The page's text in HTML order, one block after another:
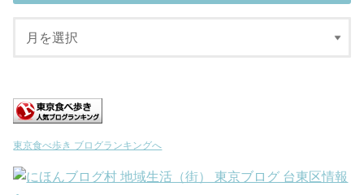
東京食べ歩き ブログランキングへ